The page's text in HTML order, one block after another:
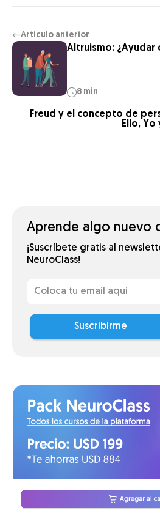
←Artículo anterior
Altruismo: ¿Ayudar
8 min
Freud y el concepto de
Ello, Yo
Aprende algo nuevo
¡Suscríbete gratis al
NeuroClass!
Suscribirme